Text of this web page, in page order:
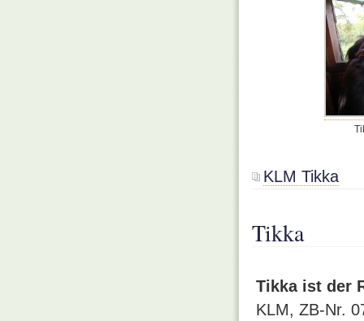
KLM Tikka
Tikka
Tikka ist der
KLM, ZB-Nr.